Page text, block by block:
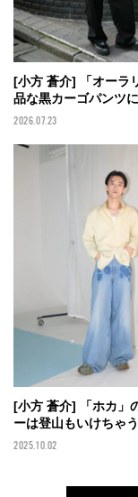
[小方 蒼介] 「オーラ
品な黒カーゴパンツ
ソールの黒レザーシュ
ンズノンノモデルの私
2026.07.23
[小方 蒼介] 「ホカ」
ーは登山もいけちゃ
地！「ジュエッテ」の
2025.10.02